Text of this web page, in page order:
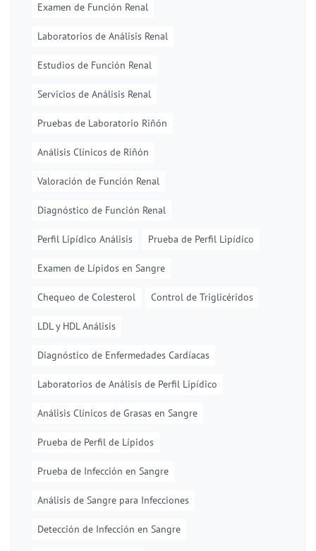
Examen de Función Renal
Laboratorios de Análisis Renal
Estudios de Función Renal
Servicios de Análisis Renal
Pruebas de Laboratorio Riñón
Análisis Clínicos de Riñón
Valoración de Función Renal
Diagnóstico de Función Renal
Perfil Lipídico Análisis Prueba de Perfil Lipídico
Examen de Lípidos en Sangre
Chequeo de Colesterol Control de Triglicéridos
LDL y HDL Análisis
Diagnóstico de Enfermedades Cardíacas
Laboratorios de Análisis de Perfil Lipídico
Análisis Clínicos de Grasas en Sangre
Prueba de Perfil de Lípidos
Prueba de Infección en Sangre
Análisis de Sangre para Infecciones
Detección de Infección en Sangre